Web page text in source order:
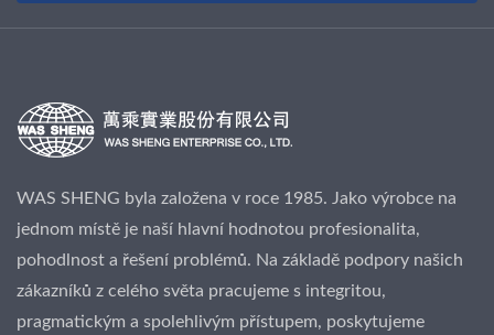
WAS SHENG byla založena v roce 1985. Jako výrobce na
jednom místě je naší hlavní hodnotou profesionalita,
pohodlnost a řešení problémů. Na základě podpory našich
zákazníků z celého světa pracujeme s integritou,
pragmatickým a spolehlivým přístupem, poskytujeme